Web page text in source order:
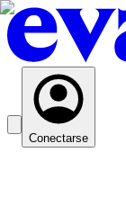
Conectarse